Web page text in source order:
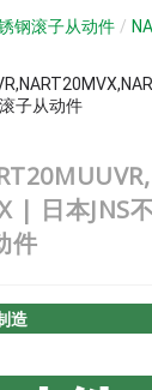
钢滚子从动件 /
子从动件
| 日本JNS
件
造